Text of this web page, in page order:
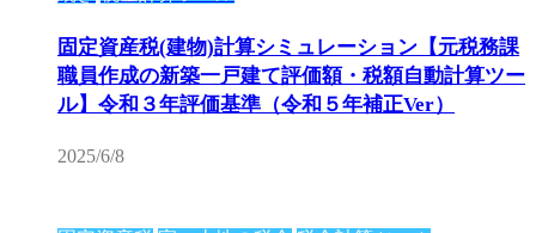
固定資産税(建物)計算シミュレーション【元税務課
職員作成の新築一戸建て評価額・税額自動計算ツー
ル】令和３年評価基準（令和５年補正Ver）
2025/6/8